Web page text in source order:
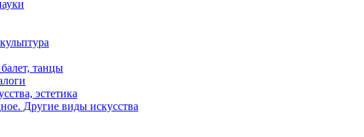
танцы
эстетика
Другие виды искусства